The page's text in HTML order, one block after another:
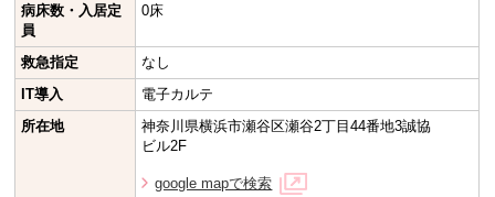
病床数・入居定
員
0床
救急指定
なし
IT導入
電子カルテ
所在地
神奈川県横浜市瀬谷区瀬谷2丁目44番地3誠協
ビル2F
google mapで検索